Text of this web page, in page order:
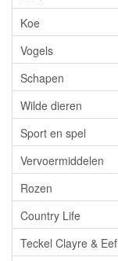
Koe
Vogels
Schapen
Wilde dieren
Sport en spel
Vervoermiddelen
Rozen
Country Life
Teckel Clayre & Eef